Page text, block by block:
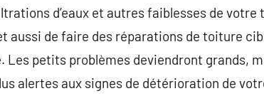
d’eaux et autres faiblesses de votre
de faire des réparations de toiture
Les petits problèmes deviendront grands,
alertes aux signes de détérioration de